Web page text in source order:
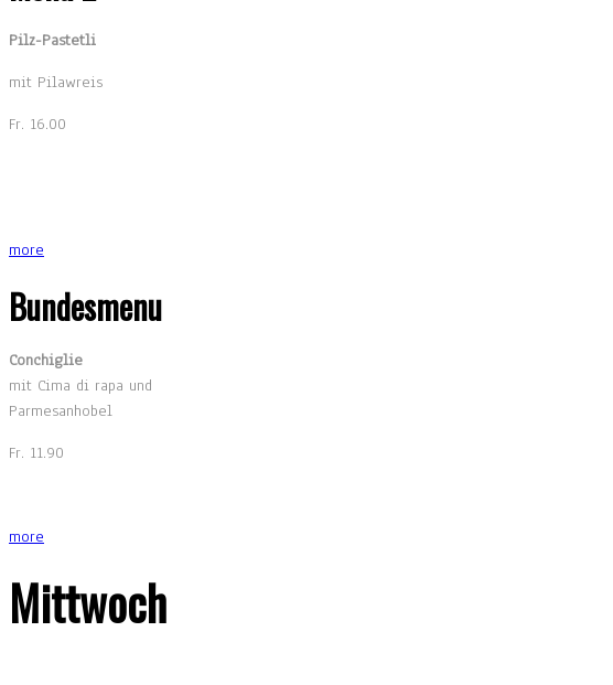
Pilz-Pastetli
mit Pilawreis
Fr. 16.00
more
Bundesmenu
Conchiglie
mit Cima di rapa und
Parmesanhobel
Fr. 11.90
more
Mittwoch